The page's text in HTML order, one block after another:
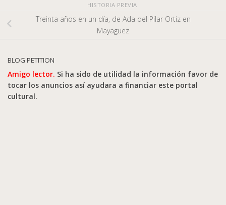
HISTORIA PREVIA
Treinta años en un día, de Ada del Pilar Ortiz en
Mayagüez
BLOG PETITION
Amigo lector. Si ha sido de utilidad la información favor de
tocar los anuncios así ayudara a financiar este portal
cultural.